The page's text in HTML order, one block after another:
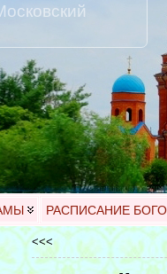
РАСПИСАНИЕ
<<<